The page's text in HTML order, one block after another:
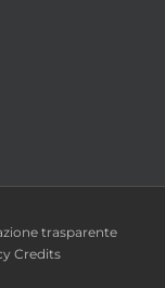
trasparente
Credits